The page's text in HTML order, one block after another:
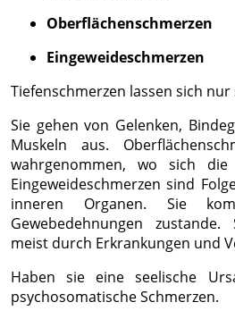
Oberflächenschmerzen
Eingeweideschmerzen
Tiefenschmerzen lassen sich
Sie gehen von Gelenken,
Muskeln aus.
wahrgenommen, wo sich die
Eingeweideschmerzen sind
inneren Organen. Sie
Gewebedehnungen zustande.
meist durch Erkrankungen und
Haben sie eine seelische
psychosomatische Schmerzen.